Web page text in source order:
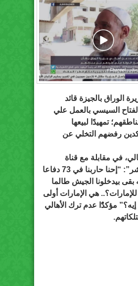
الوراق بالجيزة قائد
الفتاح السيسي بالعمل علي
تمهيدًا لبيعها
رفضهم التخلي عن
في مقابلة مع قناة
“الجزيرة مباشر”: “إحنا حاربنا في 73 دفاعا
بيدخلونا الجيش طالما
للإمارات؟.. هي الإمارات أولى
إيه؟” مؤكدًُا عدم ترك الأهالي